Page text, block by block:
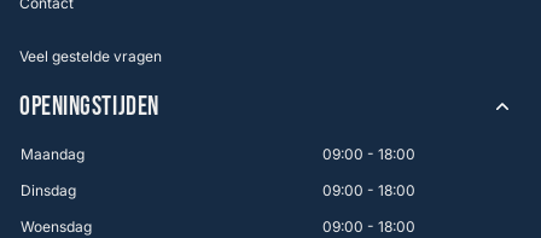
Veel gestelde vragen
OPENINGSTIJDEN
Maandag
09:00 - 18:00
Dinsdag
09:00 - 18:00
Woensdag
09:00 - 18:00